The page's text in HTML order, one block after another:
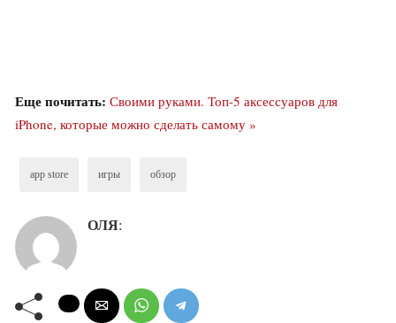
Еще почитать: Своими руками. Топ-5 аксессуаров для
iPhone, которые можно сделать самому »
app store игры обзор
ОЛЯ: